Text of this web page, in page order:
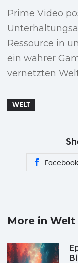
Prime Video
Ressource in
ein wahrer
vernetzten
WELT
Facebook
More in Welt